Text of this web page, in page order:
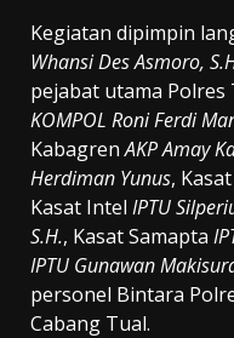
Kegiatan dipimpin
Whansi Des Asmoro,
pejabat utama Polres
KOMPOL Roni Ferdi
KabagrenAKP Amay
Herdiman Yunus,
Kasat Intel IPTU
S.H., Kasat Samapta
IPTU Gunawan
personel Bintara
Cabang Tual.